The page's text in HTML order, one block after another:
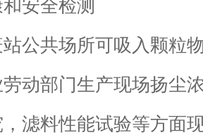
安全检测
公共场所可吸入颗粒
动部门生产现场扬尘
滤料性能试验等方面